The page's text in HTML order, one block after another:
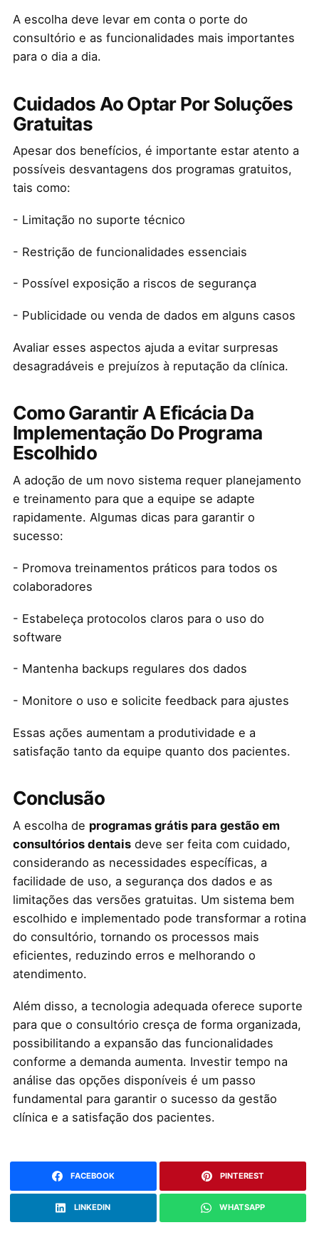
A escolha deve levar em conta o porte do
consultório e as funcionalidades mais importantes
para o dia a dia.
Cuidados Ao Optar Por Soluções
Gratuitas
Apesar dos benefícios, é importante estar atento a
possíveis desvantagens dos programas gratuitos,
tais como:
- Limitação no suporte técnico
- Restrição de funcionalidades essenciais
- Possível exposição a riscos de segurança
- Publicidade ou venda de dados em alguns casos
Avaliar esses aspectos ajuda a evitar surpresas
desagradáveis e prejuízos à reputação da clínica.
Como Garantir A Eficácia Da
Implementação Do Programa
Escolhido
A adoção de um novo sistema requer planejamento
e treinamento para que a equipe se adapte
rapidamente. Algumas dicas para garantir o
sucesso:
- Promova treinamentos práticos para todos os
colaboradores
- Estabeleça protocolos claros para o uso do
software
- Mantenha backups regulares dos dados
- Monitore o uso e solicite feedback para ajustes
Essas ações aumentam a produtividade e a
satisfação tanto da equipe quanto dos pacientes.
Conclusão
A escolha de programas grátis para gestão em
consultórios dentaisdeve ser feita com cuidado,
considerando as necessidades específicas, a
facilidade de uso, a segurança dos dados e as
limitações das versões gratuitas. Um sistema bem
escolhido e implementado pode transformar a rotina
do consultório, tornando os processos mais
eficientes, reduzindo erros e melhorando o
atendimento.
Além disso, a tecnologia adequada oferece suporte
para que o consultório cresça de forma organizada,
possibilitando a expansão das funcionalidades
conforme a demanda aumenta. Investir tempo na
análise das opções disponíveis é um passo
fundamental para garantir o sucesso da gestão
clínica e a satisfação dos pacientes.
FACEBOOK PINTEREST
LINKEDIN WHATSAPP